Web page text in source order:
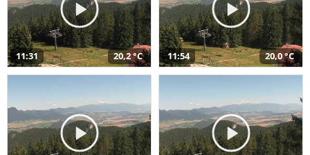
11:31 20,2 °C 11:54 20,0 °C